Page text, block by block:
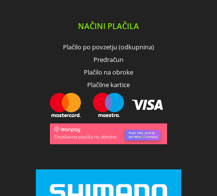
NAČINI PLAČILA
Plačilo po povzetju (odkupnina)
Predračun
Plačilo na obroke
Plačilne kartice